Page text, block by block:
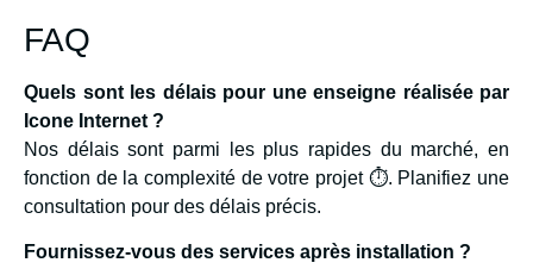
FAQ
Quels sont les délais pour une enseigne réalisée par
Icone Internet ?
Nos délais sont parmi les plus rapides du marché, en
fonction de la complexité de votre projet ⏱️. Planifiez une
consultation pour des délais précis.
Fournissez-vous des services après installation ?